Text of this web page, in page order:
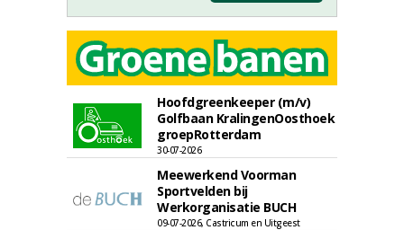
Hoofdgreenkeeper (m/v)
Golfbaan KralingenOosthoek
groepRotterdam
30-07-2026
Meewerkend Voorman
Sportvelden bij
Werkorganisatie BUCH
09-07-2026, Castricum en Uitgeest